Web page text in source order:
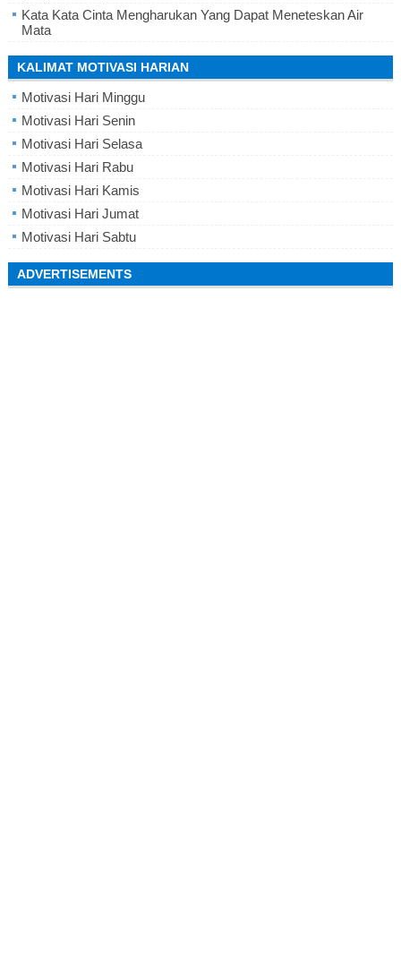
Kata Kata Cinta Mengharukan Yang Dapat Meneteskan Air
Mata
KALIMAT MOTIVASI HARIAN
Motivasi Hari Minggu
Motivasi Hari Senin
Motivasi Hari Selasa
Motivasi Hari Rabu
Motivasi Hari Kamis
Motivasi Hari Jumat
Motivasi Hari Sabtu
ADVERTISEMENTS